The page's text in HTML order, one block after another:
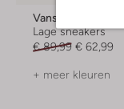
Vans
Lage sneakers
€ 89,99 € 62,99
+ meer kleuren